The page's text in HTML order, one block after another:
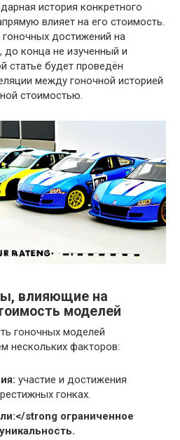
история конкретного
влияет на его стоимость.
достижений на
до конца не изученный и
статье будет проведён
между гоночной историей
стоимостью.
влияющие на
моделей
гоночных моделей
нескольких факторов:
участие и достижения
гонках.
strong ограниченное